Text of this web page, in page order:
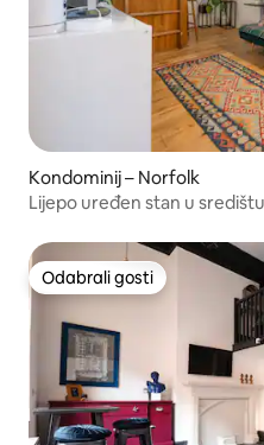
Kondominij – Norfolk
Lijepo uređen stan u
Odabrali gosti
Odabrali gosti